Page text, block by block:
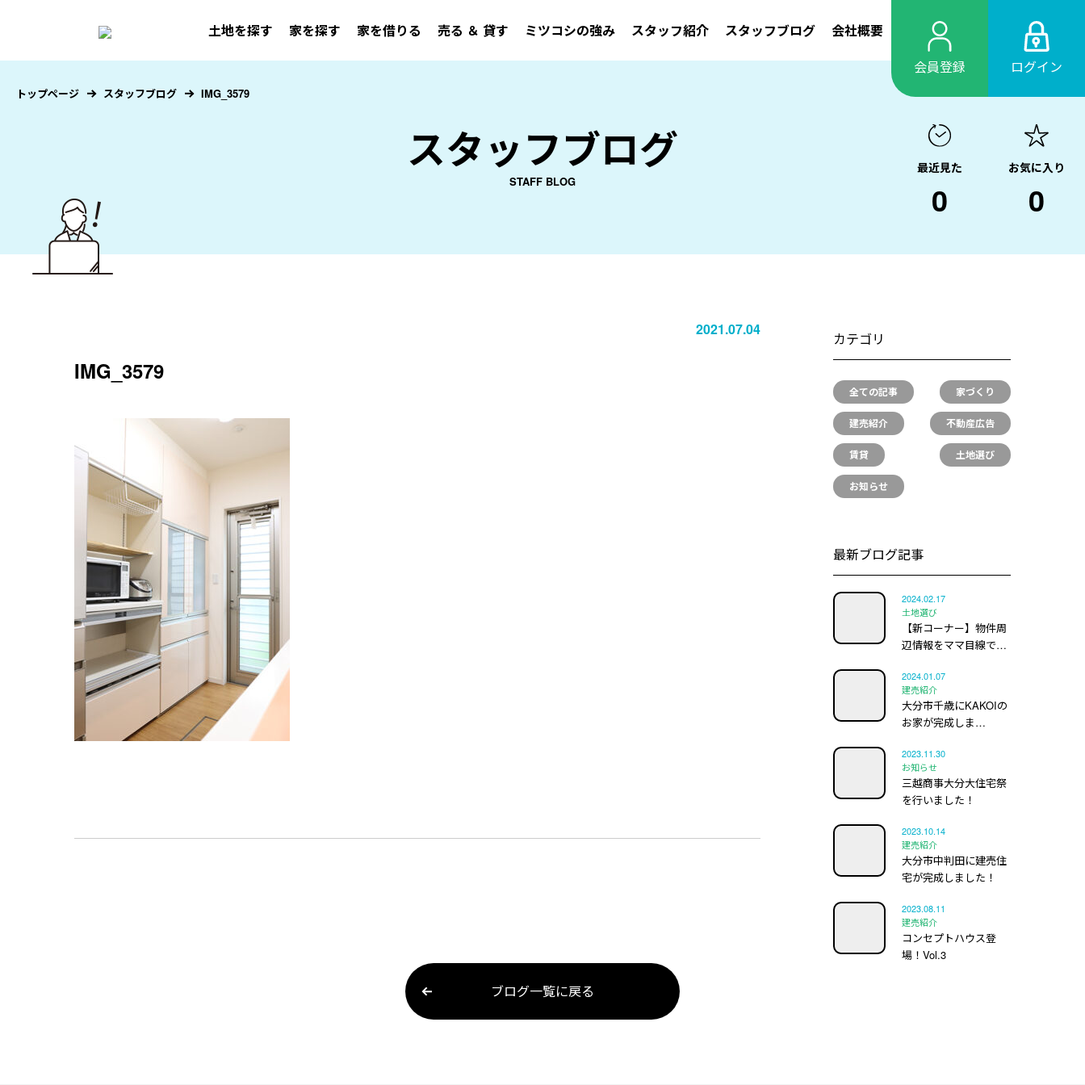
土地を探す 家を探す 家を借りる 売る ＆ 貸す ミツコシの強み スタッフ紹介 スタッフブログ
会社概要
会員登録
ログイン
スタッフブログ
STAFF BLOG
トップページ スタッフブログ IMG_3579
最近見た
0
お気に入り
0
2021.07.04
IMG_3579
カテゴリ
全ての記事 家づくり
建売紹介 不動産広告
賃貸 土地選び
お知らせ
最新ブログ記事
2024.02.17
土地選び
【新コーナー】物件周
辺情報をママ目線で…
2024.01.07
建売紹介
大分市千歳にKAKOIの
お家が完成しま…
2023.11.30
お知らせ
三越商事大分大住宅祭
を行いました！
2023.10.14
建売紹介
大分市中判田に建売住
宅が完成しました！
2023.08.11
建売紹介
コンセプトハウス登
場！Vol.3
ブログ一覧に戻る